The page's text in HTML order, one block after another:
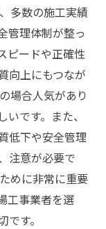
多数の施工実績
管理体制が整っ
ピードや正確性
向上にもつなが
場合人気があり
です。また、
低下や安全管理
注意が必要で
めに非常に重要
工事業者を選
す。